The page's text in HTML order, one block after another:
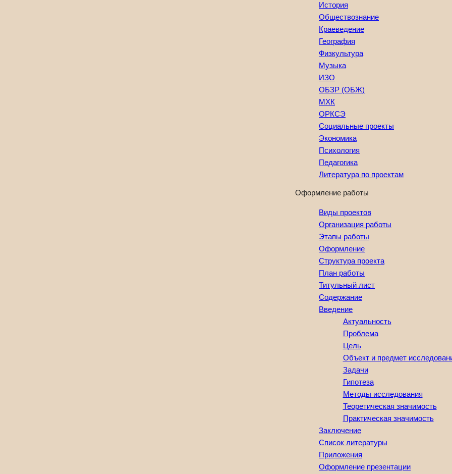
История
Обществознание
Краеведение
География
Физкультура
Музыка
ИЗО
ОБЗР (ОБЖ)
МХК
ОРКСЭ
Социальные проекты
Экономика
Психология
Педагогика
Литература по проектам
Оформление работы
Виды проектов
Организация работы
Этапы работы
Оформление
Структура проекта
План работы
Титульный лист
Содержание
Введение
Актуальность
Проблема
Цель
Объект и предмет
Задачи
Гипотеза
Методы исследования
Теоретическая значимость
Практическая значимость
Заключение
Список литературы
Приложения
Оформление презентации